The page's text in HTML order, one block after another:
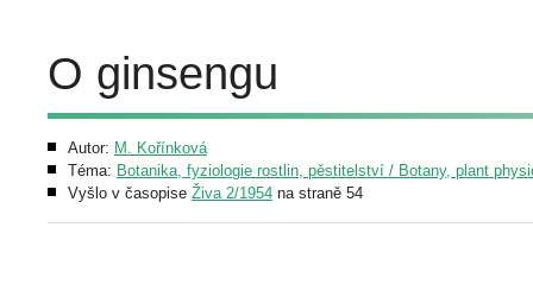
O ginsengu
Autor: M. Kořínková
Téma: Botanika, fyziologie rostlin, pěstitelství / Botany, plant
Vyšlo v časopise Živa 2/1954 na straně 54